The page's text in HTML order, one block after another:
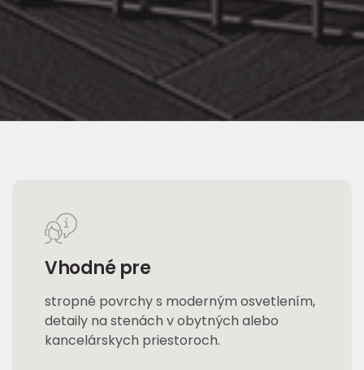
Vhodné pre
stropné povrchy s moderným osvetlením,
detaily na stenách v obytných alebo
kancelárskych priestoroch.